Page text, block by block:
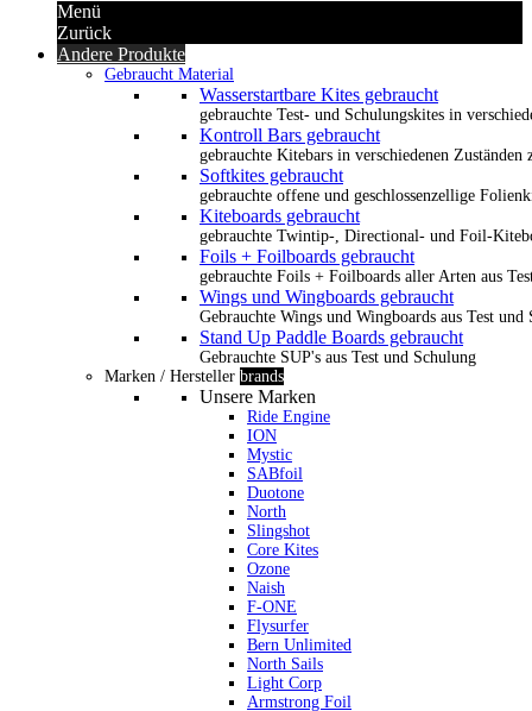
Menü
Zurück
Andere Produkte
Gebraucht Material
Wasserstartbare Kites gebraucht
gebrauchte Test- und Schulungskites in
Kontroll Bars gebraucht
gebrauchte Kitebars in verschiedenen Zuständen
Softkites gebraucht
gebrauchte offene und geschlossenzellige
Kiteboards gebraucht
gebrauchte Twintip-, Directional- und Foil-
Foils + Foilboards gebraucht
gebrauchte Foils + Foilboards aller Arten aus
Wings und Wingboards gebraucht
Gebrauchte Wings und Wingboards aus Test und
Stand Up Paddle Boards gebraucht
Gebrauchte SUP's aus Test und Schulung
Marken / Hersteller brands
Unsere Marken
Ride Engine
ION
Mystic
SABfoil
Duotone
North
Slingshot
Core Kites
Ozone
Naish
F-ONE
Flysurfer
Bern Unlimited
North Sails
Light Corp
Armstrong Foil